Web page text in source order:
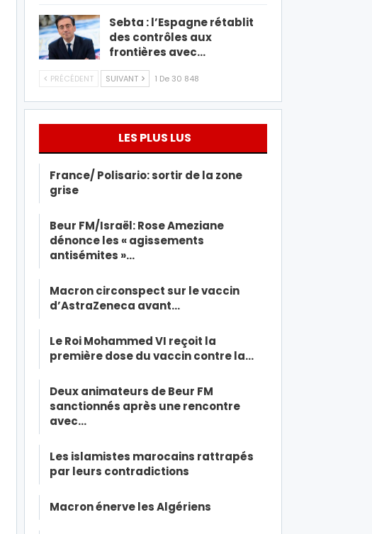
Sebta : l’Espagne rétablit
des contrôles aux
frontières avec…
PRÉCÉDENT SUIVANT 1 De 30 848
LES PLUS LUS
France/ Polisario: sortir de la zone
grise
Beur FM/Israël: Rose Ameziane
dénonce les « agissements
antisémites »…
Macron circonspect sur le vaccin
d’AstraZeneca avant…
Le Roi Mohammed VI reçoit la
première dose du vaccin contre la…
Deux animateurs de Beur FM
sanctionnés après une rencontre
avec…
Les islamistes marocains rattrapés
par leurs contradictions
Macron énerve les Algériens